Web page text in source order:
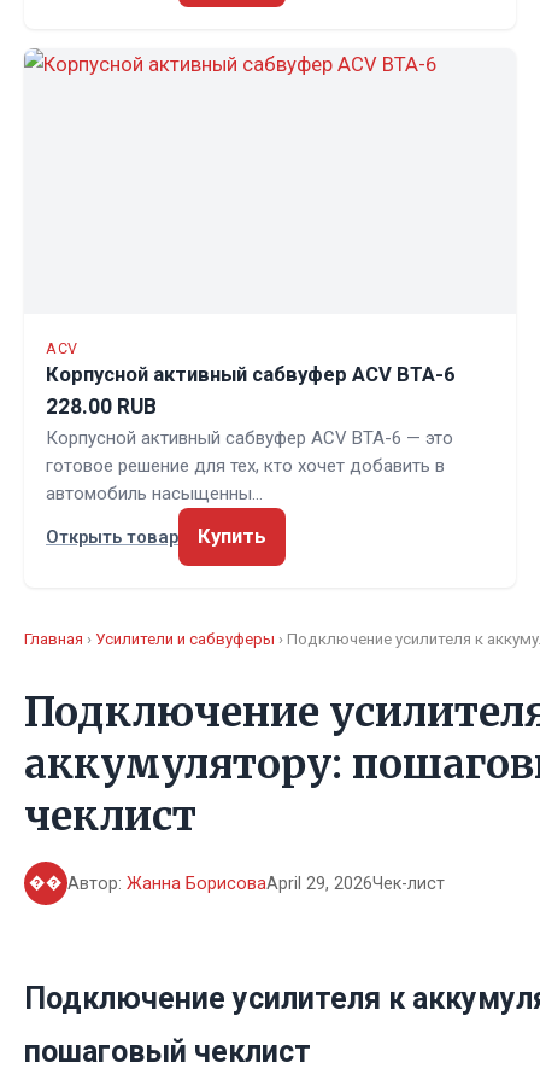
ACV
Корпусной активный сабвуфер ACV BTA-6
228.00 RUB
Корпусной активный сабвуфер ACV BTA-6 — это
готовое решение для тех, кто хочет добавить в
автомобиль насыщенны…
Открыть товар
Купить
Главная › Усилители и сабвуферы › Подключение усилителя к
Подключение
аккумулятору:
чеклист
�� Автор: Жанна БорисоваApril 29, 2026Чек-лист
Подключение усилителя к
пошаговый чеклист